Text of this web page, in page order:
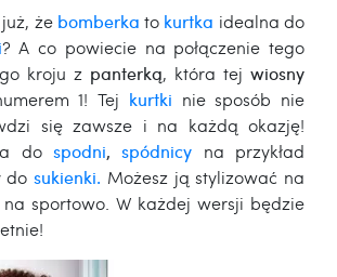
że bomberka to kurtka idealna do
? A co powiecie na połączenie tego
kroju z panterką, która tej wiosny
1! Tej kurtki nie sposób nie
się zawsze i na każdą okazję!
do spodni,spódnicy na przykład
do sukienki. Możesz ją stylizować na
sportowo. W każdej wersji będzie